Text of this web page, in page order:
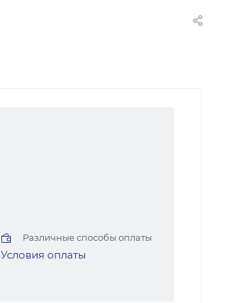
Различные способы оплаты
Условия оплаты